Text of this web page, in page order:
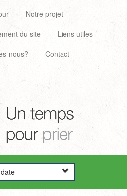
Notre projet
du site
Liens utiles
nous?
Contact